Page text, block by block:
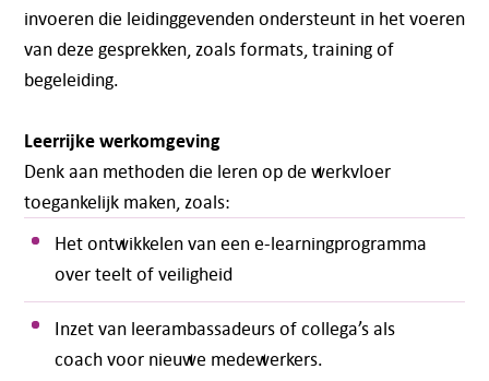
invoeren die leidinggevenden ondersteunt in het voeren
van deze gesprekken, zoals formats, training of
begeleiding.
Leerrijke werkomgeving
Denk aan methoden die leren op de werkvloer
toegankelijk maken, zoals:
Het ontwikkelen van een e-learningprogramma
over teelt of veiligheid
Inzet van leerambassadeurs of collega’s als
coach voor nieuwe medewerkers.